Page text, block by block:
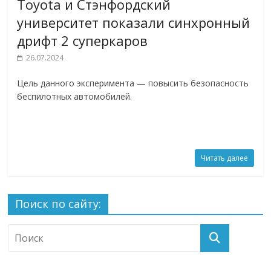
Toyota и Стэнфордский
университет показали синхронный
дрифт 2 суперкаров
26.07.2024
Цель данного эксперимента — повысить безопасность
беспилотных автомобилей.
Читать далее
Поиск по сайту: